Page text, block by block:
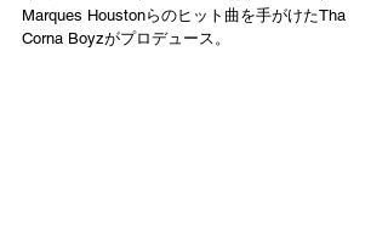
Marques Houstonらのヒット曲を手がけたTha
Corna Boyzがプロデュース。